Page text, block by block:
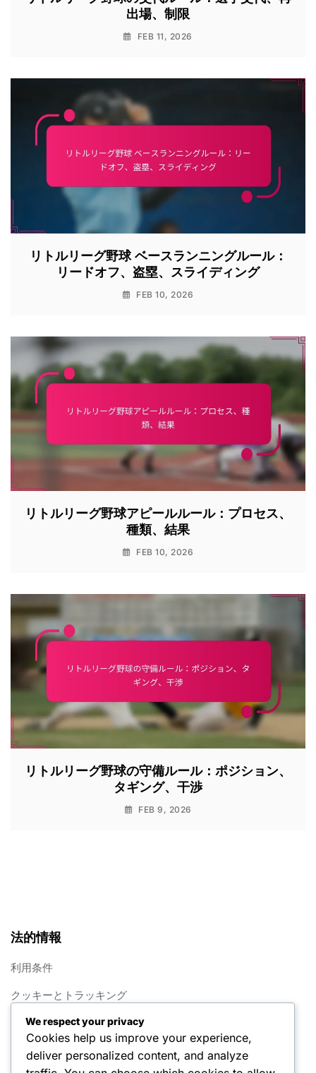
出場、制限
FEB 11, 2026
リトルリーグ野球 ベースランニングルール：
リードオフ、盗塁、スライディング
FEB 10, 2026
リトルリーグ野球アピールルール：プロセス、
種類、結果
FEB 10, 2026
リトルリーグ野球の守備ルール：ポジション、
タギング、干渉
FEB 9, 2026
法的情報
利用条件
クッキーとトラッキング
概要
プライバシーポリシー
We respect your privacy
Cookies help us improve your experience,
deliver personalized content, and analyze